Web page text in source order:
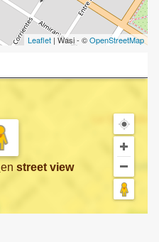
Leaflet | Wasi - ©OpenStreetMap
en street view